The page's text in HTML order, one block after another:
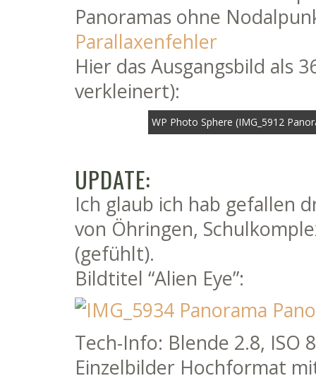
Panoramas ohne
Parallaxenfehler
Hier das Ausgangsbild als
verkleinert):
WP Photo Sphere (IMG_5912
UPDATE:
Ich glaub ich hab gefallen
von Öhringen,
(gefühlt).
Bildtitel “Alien Eye”:
Tech-Info: Blende 2.8, ISO
Einzelbilder Hochformat